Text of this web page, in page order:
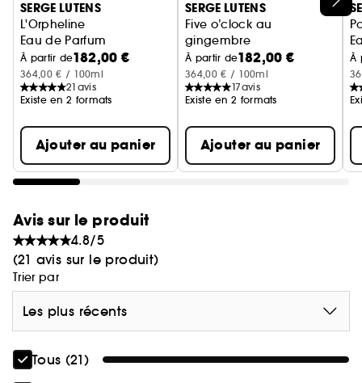
collection, Matin Lutens offre à chacun le retour
aux sources tant espéré : La quiétude d'un réveil
en grâce !
SERGE LUTENS
L'Orpheline
Eau de Parfum
À partir de182,00 €
364,00 € / 100ml
21 avis
Existe en 2 formats
Ajouter au panier
SERGE LUTENS
Five o’clock au
gingembre
Eau de Parfum
À partir de182,00 €
364,00 € / 100ml
17avis
Existe en 2 formats
Ajouter au panier
À
Avis sur le produit
4.8/5
(21 avis sur le produit)
Trier par
Les plus récents
Tous (21)